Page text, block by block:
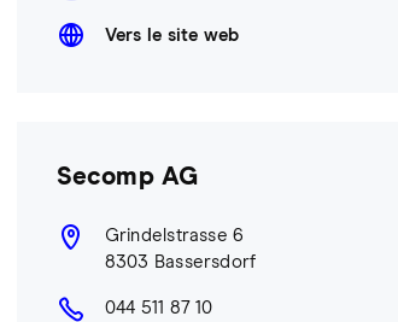
Vers le site web
Secomp AG
Grindelstrasse 6
8303 Bassersdorf
044 511 87 10